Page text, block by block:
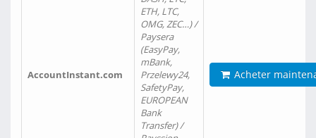
AccountInstant.com
ETH, LTC,
OMG, ZEC…) /
Paysera
(EasyPay,
mBank,
Przelewy24,
SafetyPay,
EUROPEAN
Bank
Transfer) /
Acheter